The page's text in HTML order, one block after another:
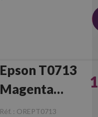
Epson T0713
Magenta
Originale
Réf. : OREPT0713